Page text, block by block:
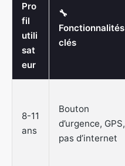
Pro
fil
utili
sat
eur
🔧
Fonctionnalités
clés
8-11
ans
Bouton
d’urgence, GPS,
pas d’internet